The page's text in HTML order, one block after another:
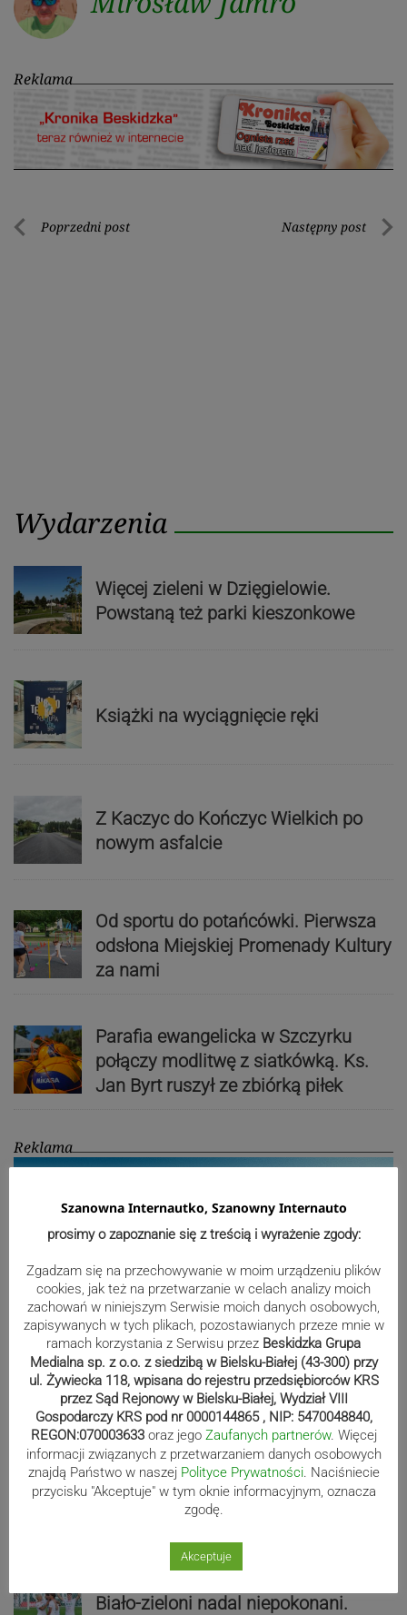
Reklama
Nawigacja
Poprzedni post Następny post
Wydarzenia
Więcej zieleni w Dzięgielowie.
Powstaną też parki kieszonkowe
Książki na wyciągnięcie ręki
Z Kaczyc do Kończyc Wielkich po
nowym asfalcie
Od sportu do potańcówki. Pierwsza
odsłona Miejskiej Promenady Kultury
za nami
Parafia ewangelicka w Szczyrku
połączy modlitwę z siatkówką. Ks.
Jan Byrt ruszył ze zbiórką piłek
Reklama
Sport
Beniaminek ze spadkowiczem na
remis. Podbeskidzie – Lechia 2:2 |
Biało-zieloni nadal niepokonani.
Szanowna Internautko, Szanowny Internauto
prosimy o zapoznanie się z treścią i wyrażenie zgody:
Zgadzam się na przechowywanie w moim urządzeniu plików
cookies, jak też na przetwarzanie w celach analizy moich
zachowań w niniejszym Serwisie moich danych osobowych,
zapisywanych w tych plikach, pozostawianych przeze mnie w
ramach korzystania z Serwisu przez Beskidzka Grupa
Medialna sp. z o.o. z siedzibą w Bielsku-Białej (43-300) przy
ul. Żywiecka 118, wpisana do rejestru przedsiębiorców KRS
przez Sąd Rejonowy w Bielsku-Białej, Wydział VIII
Gospodarczy KRS pod nr 0000144865 , NIP: 5470048840,
REGON:070003633 oraz jego Zaufanych partnerów. Więcej
informacji związanych z przetwarzaniem danych osobowych
znajdą Państwo w naszej Polityce Prywatności. Naciśniecie
przycisku "Akceptuje" w tym oknie informacyjnym, oznacza
zgodę.
Akceptuje